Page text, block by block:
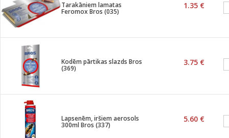
Tarakāniem lamatas
Feromox Bros (035)
1.35 €
Kodēm pārtikas slazds Bros
(369)
3.75 €
Lapsenēm, iršiem aerosols
300ml Bros (337)
5.60 €